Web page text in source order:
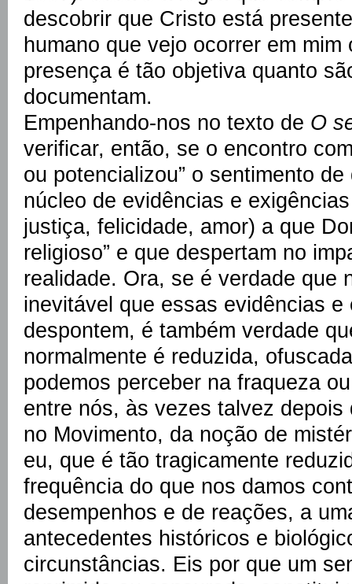
descobrir que Cristo está
humano que vejo ocorrer em mim
presença é tão objetiva quanto
documentam.
Empenhando-nos no texto de O
verificar, então, se o encontro
ou potencializou” o sentimento
núcleo de evidências e
justiça, felicidade, amor) a que
religioso” e que despertam no
realidade. Ora, se é verdade que
inevitável que essas evidências
despontem, é também verdade
normalmente é reduzida,
podemos perceber na fraqueza
entre nós, às vezes talvez
no Movimento, da noção de
eu, que é tão tragicamente
frequência do que nos damos
desempenhos e de reações, a
antecedentes históricos e
circunstâncias. Eis por que um